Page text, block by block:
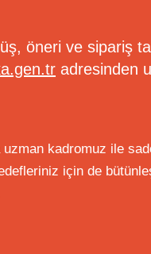
öneri ve sipariş
adresinden
uzman kadromuz ile
için de